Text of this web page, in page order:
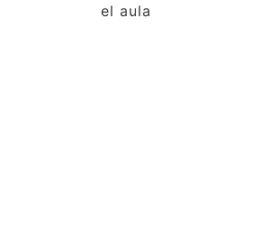
el aula